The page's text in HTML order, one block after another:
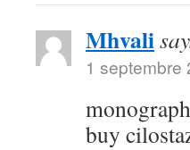
Mhvali
1 septembre
buy